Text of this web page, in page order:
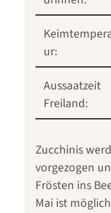
ur:
Aussaatzeit
Freiland:
Zucchinis
vorgezogen
Frösten ins
Mai ist